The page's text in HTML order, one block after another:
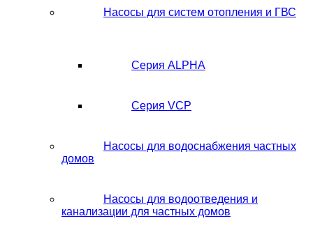
Насосы для систем отопления и ГВС
Серия ALPHA
Серия VCP
Насосы для водоснабжения частных
домов
Насосы для водоотведения и
канализации для частных домов